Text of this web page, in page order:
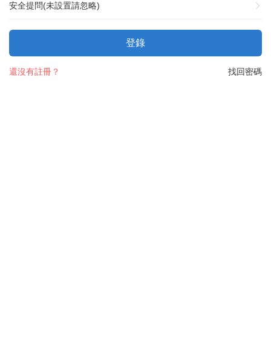
安全提問(未設置請忽略)
登錄
找回密碼
還沒有註冊？